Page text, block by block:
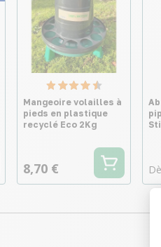
Mangeoire volailles à
pieds en plastique
recyclé Eco 2Kg
8,70 €